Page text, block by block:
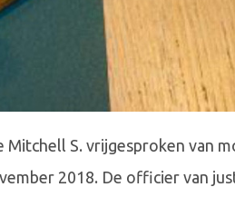
Mitchell S. vrijgesproken van
2018. De officier van